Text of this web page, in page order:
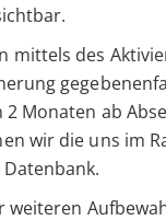
mittels des
Monaten ab
wir die uns im
weiteren